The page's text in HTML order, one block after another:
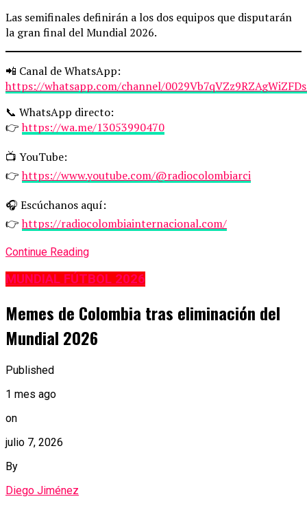
Las semifinales definirán a los dos equipos que disputarán
la gran final del Mundial 2026.
📲 Canal de WhatsApp:
https://whatsapp.com/channel/
📞 WhatsApp directo:
👉https://wa.me/13053990470
📺 YouTube:
👉https://www.youtube.com/@radiocolombiarci
🎧 Escúchanos aquí:
👉https://radiocolombiainternacional.com/
Continue Reading
MUNDIAL FÚTBOL 2026
Memes de Colombia tras eliminación del
Mundial 2026
Published
1 mes ago
on
julio 7, 2026
By
Diego Jiménez